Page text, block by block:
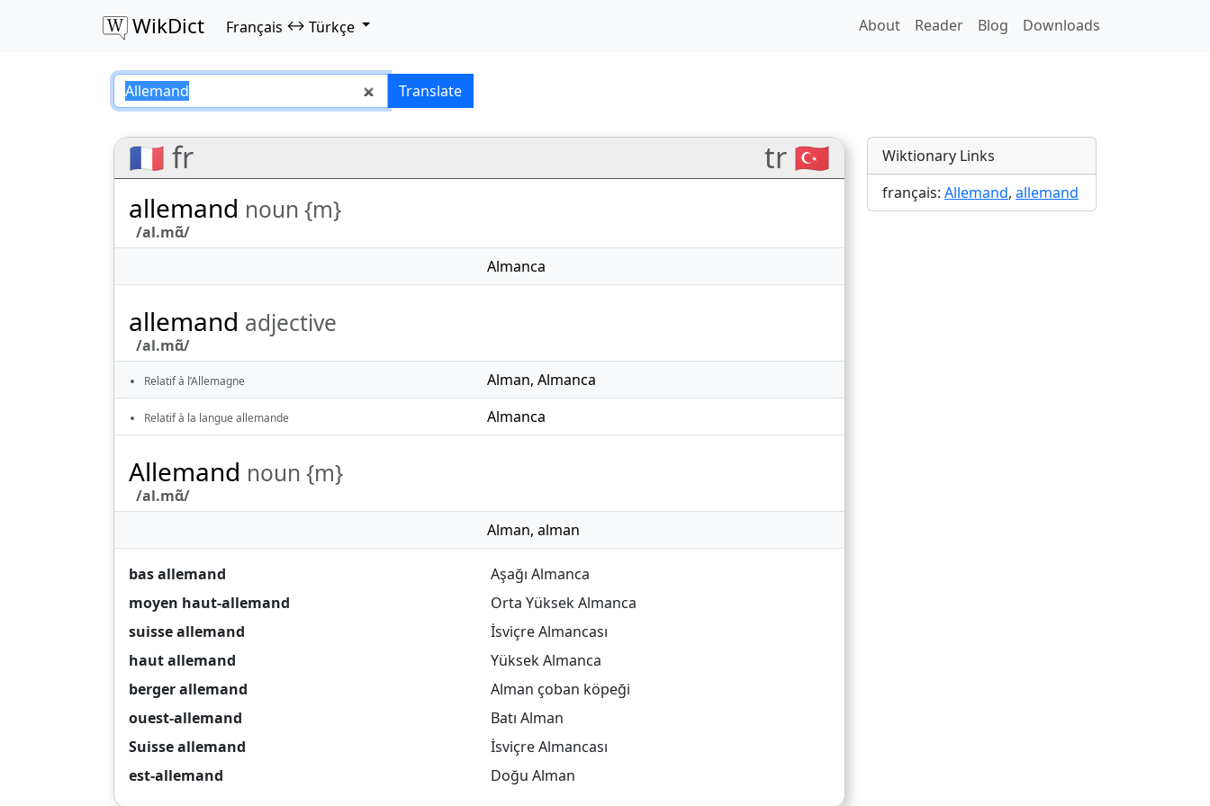
WikDict Français ↔ Türkçe About Reader Blog Downloads
Allemand – Français–Türkçe translations
Translate
🇫🇷 fr tr 🇹🇷
allemand noun {m}
/al.mɑ̃/
Almanca
allemand adjective
/al.mɑ̃/
Relatif à l’Allemagne Alman, Almanca
Relatif à la langue allemande Almanca
Allemand noun {m}
/al.mɑ̃/
Alman, alman
bas allemand
Aşağı Almanca
moyen haut-allemand
Orta Yüksek Almanca
suisse allemand
İsviçre Almancası
haut allemand
Yüksek Almanca
berger allemand
Alman çoban köpeği
ouest-allemand
Batı Alman
Suisse allemand
İsviçre Almancası
est-allemand
Doğu Alman
Wiktionary Links
français: Allemand, allemand